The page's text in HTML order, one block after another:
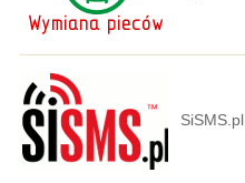
SiSMS.pl